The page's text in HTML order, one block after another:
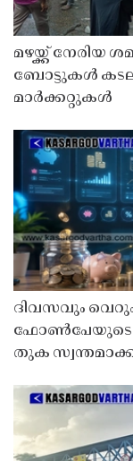
മഴയ്ക്ക് നേരിയ
ബോട്ടുകൾ
മാർക്കറ്റുകൾ
ദിവസവും വെറും
ഫോൺപേയുടെ
തുക